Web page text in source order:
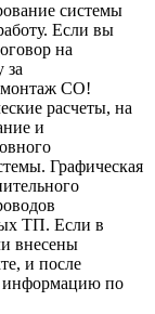
системы
Если вы
на
за
монтаж СО!
расчеты, на
и
Графическая
ТП. Если в
внесены
и после
информацию по